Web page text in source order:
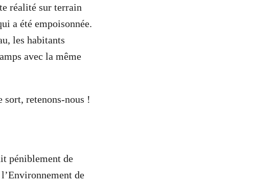
réalité sur terrain
a été empoisonnée.
les habitants
avec la même
sort, retenons-nous !
péniblement de
de